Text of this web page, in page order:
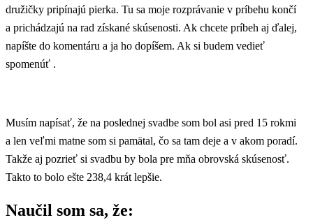
družičky pripínajú pierka. Tu sa moje rozprávanie v príbehu končí
a prichádzajú na rad získané skúsenosti. Ak chcete príbeh aj ďalej,
napíšte do komentáru a ja ho dopíšem. Ak si budem vedieť
spomenúť .
Musím napísať, že na poslednej svadbe som bol asi pred 15 rokmi
a len veľmi matne som si pamätal, čo sa tam deje a v akom poradí.
Takže aj pozrieť si svadbu by bola pre mňa obrovská skúsenosť.
Takto to bolo ešte 238,4 krát lepšie.
Naučil som sa, že: